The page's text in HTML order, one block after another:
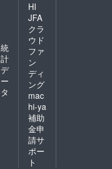
統
計
デ
ー
タ
HI
JFA
クラ
ウド
ファ
ン
ディ
ング
mac
hi-ya
補助
金申
請サ
ポー
ト